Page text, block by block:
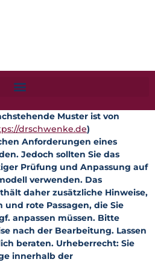
Muster ist von
drschwenke.de)
Anforderungen eines
Jedoch sollten Sie das
Prüfung und Anpassung auf
verwenden. Das
daher zusätzliche Hinweise,
und rote Passagen, die Sie
anpassen müssen. Bitte
nach der Bearbeitung. Lassen
beraten. Urheberrecht: Sie
innerhalb der